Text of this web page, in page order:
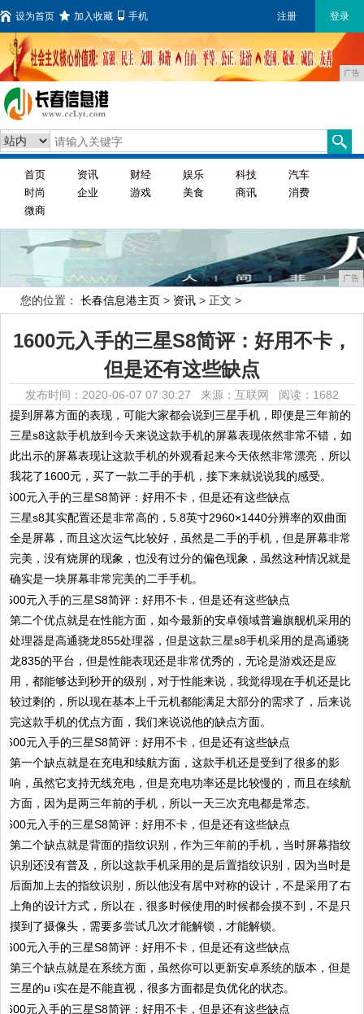
设为首页 加入收藏 手机 注册 登录
广告
首页 资讯 财经 娱乐 科技
汽车
时尚
企业 游戏 美食 商讯
消费
微商
广告
您的位置： 长春信息港主页 > 资讯 > 正文 >
1600元入手的三星S8简评：好用不卡，
但是还有这些缺点
发布时间：2020-06-07 07:30:27 来源：互联网 阅读：1682
提到屏幕方面的表现，可能大家都会说到三星手机，即便是三年前的
三星s8这款手机放到今天来说这款手机的屏幕表现依然非常不错，如
此出示的屏幕表现让这款手机的外观看起来今天依然非常漂亮，所以
我花了1600元，买了一款二手的手机，接下来就说说我的感受。
三星s8其实配置还是非常高的，5.8英寸2960×1440分辨率的双曲面
全是屏幕，而且这次运气比较好，虽然是二手的手机，但是屏幕非常
完美，没有烧屏的现象，也没有过分的偏色现象，虽然这种情况就是
确实是一块屏幕非常完美的二手手机。
第二个优点就是在性能方面，如今最新的安卓领域普遍旗舰机采用的
处理器是高通骁龙855处理器，但是这款三星s8手机采用的是高通骁
龙835的平台，但是性能表现还是非常优秀的，无论是游戏还是应
用，都能够达到秒开的级别，对于性能来说，我觉得现在手机还是比
较过剩的，所以现在基本上千元机都能满足大部分的需求了，后来说
完这款手机的优点方面，我们来说说他的缺点方面。
第一个缺点就是在充电和续航方面，这款手机还是受到了很多的影
响，虽然它支持无线充电，但是充电功率还是比较慢的，而且在续航
方面，因为是两三年前的手机，所以一天三次充电都是常态。
第二个缺点就是背面的指纹识别，作为三年前的手机，当时屏幕指纹
识别还没有普及，所以这款手机采用的是后置指纹识别，因为当时是
后面加上去的指纹识别，所以他没有居中对称的设计，不是采用了右
上角的设计方式，所以在，很多时候使用的时候都会摸不到，不是只
摸到了摄像头，需要多尝试几次才能解锁，才能解锁。
第三个缺点就是在系统方面，虽然你可以更新安卓系统的版本，但是
三星的u i实在是不能直视，很多方面都是负优化的状态。